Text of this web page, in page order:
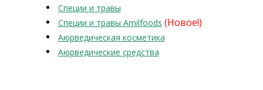
Специи и травы
Специи и травы Amilfoods (Новое!)
Аюрведическая косметика
Аюрведические средства